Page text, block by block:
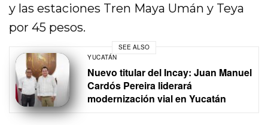
y las estaciones Tren Maya Umán y Teya
por 45 pesos.
SEE ALSO
YUCATÁN
Nuevo titular del Incay: Juan Manuel
Cardós Pereira liderará
modernización vial en Yucatán